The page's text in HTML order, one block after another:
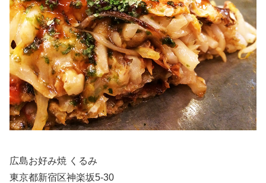
広島お好み焼 くるみ
東京都新宿区神楽坂5-30